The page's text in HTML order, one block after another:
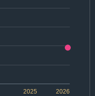
2026
2025